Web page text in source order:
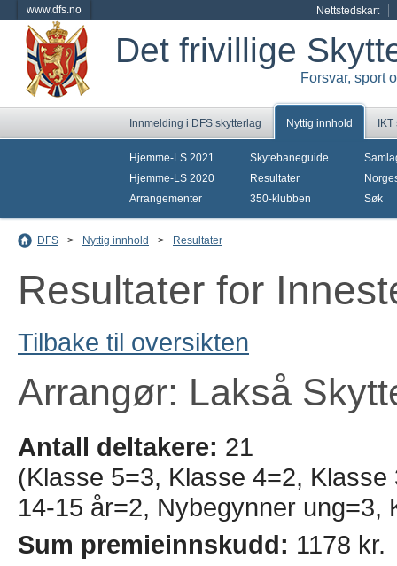
www.dfs.no Nettstedskart
Det frivillige
Forsvar, sport
Innmelding i DFS skytterlag Nyttig innhold
Hjemme-LS 2021
Hjemme-LS 2020
Arrangementer
Skytebaneguide
Resultater
350-klubben
Søk
DFS > Nyttig innhold > Resultater
Resultater for
Tilbake til oversikten
Arrangør: Lakså
Antall deltakere: 21
(Klasse 5=3, Klasse 4=2,
14-15 år=2, Nybegynner ung=3,
Sum premieinnskudd: 1178 kr.